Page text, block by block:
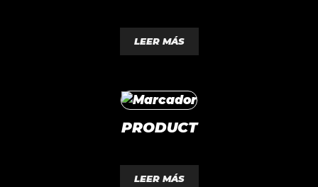
0
d
e
5
LEER MÁS
PRODUCT
0
d
LEER MÁS